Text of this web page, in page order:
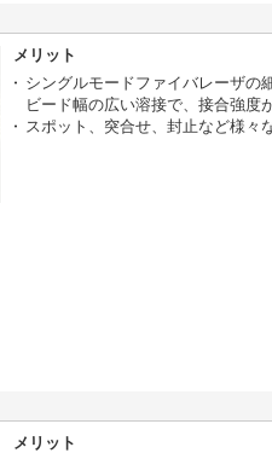
メリット
シングルモードファイバレーザの
ビード幅の広い溶接で、接合強度
スポット、突合せ、封止など様々
メリット